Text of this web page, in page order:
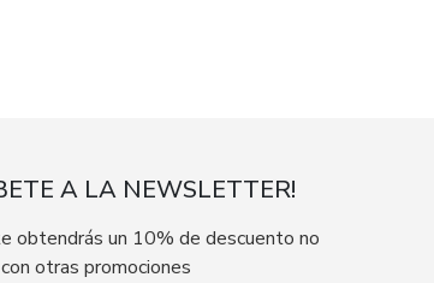
A LA NEWSLETTER!
obtendrás un 10% de descuento no
otras promociones